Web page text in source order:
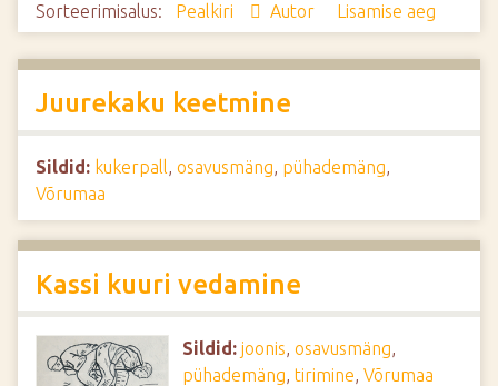
Sorteerimisalus: Pealkiri Autor Lisamise aeg
Juurekaku keetmine
Sildid: kukerpall, osavusmäng, pühademäng,
Võrumaa
Kassi kuuri vedamine
Sildid: joonis,osavusmäng,
pühademäng,tirimine,Võrumaa